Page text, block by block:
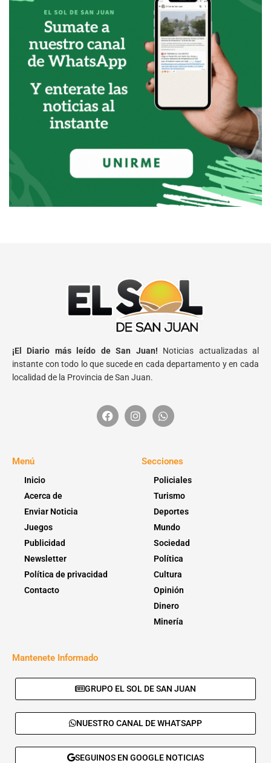
¡El Diario más leído de San Juan! Noticias actualizadas al
instante con todo lo que sucede en cada departamento y en cada
localidad de la Provincia de San Juan.
Menú
Inicio
Acerca de
Enviar Noticia
Juegos
Publicidad
Newsletter
Política de privacidad
Contacto
Secciones
Policiales
Turismo
Deportes
Mundo
Sociedad
Política
Cultura
Opinión
Dinero
Minería
Mantenete Informado
GRUPO EL SOL DE SAN JUAN
NUESTRO CANAL DE WHATSAPP
SEGUINOS EN GOOGLE NOTICIAS